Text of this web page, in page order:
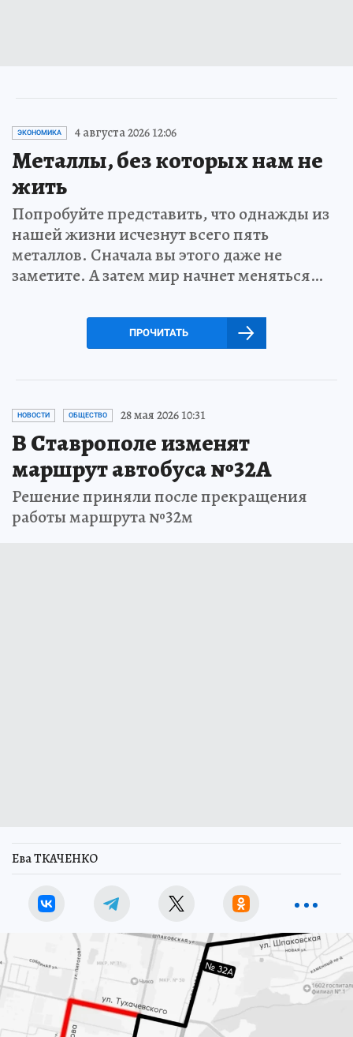
ЭКОНОМИКА 4 августа 2026 12:06
Металлы, без которых нам не
жить
Попробуйте представить, что однажды из
нашей жизни исчезнут всего пять
металлов. Сначала вы этого даже не
заметите. А затем мир начнет меняться…
ПРОЧИТАТЬ
НОВОСТИ ОБЩЕСТВО 28 мая 2026 10:31
В Ставрополе изменят
маршрут автобуса №32А
Решение приняли после прекращения
работы маршрута №32м
Ева ТКАЧЕНКО